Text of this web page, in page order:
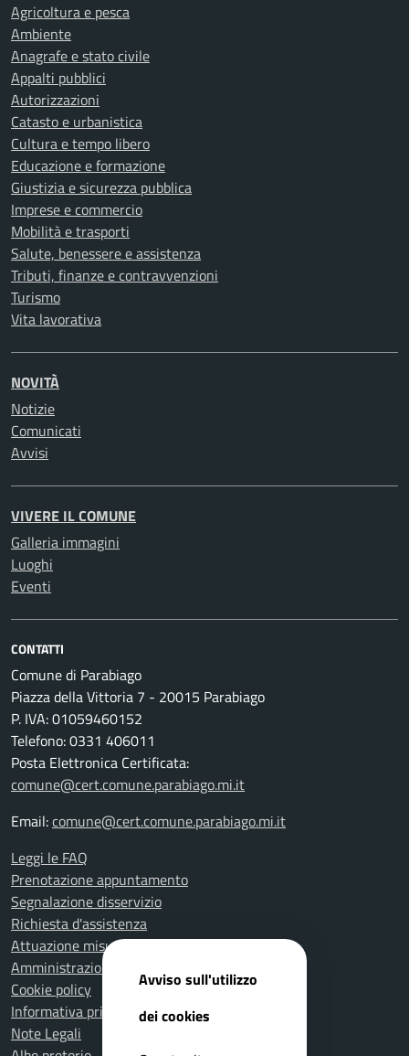
Agricoltura e pesca
Ambiente
Anagrafe e stato civile
Appalti pubblici
Autorizzazioni
Catasto e urbanistica
Cultura e tempo libero
Educazione e formazione
Giustizia e sicurezza pubblica
Imprese e commercio
Mobilità e trasporti
Salute, benessere e assistenza
Tributi, finanze e contravvenzioni
Turismo
Vita lavorativa
NOVITÀ
Notizie
Comunicati
Avvisi
VIVERE IL COMUNE
Galleria immagini
Luoghi
Eventi
CONTATTI
Comune di Parabiago
Piazza della Vittoria 7 - 20015 Parabiago
P. IVA: 01059460152
Telefono: 0331 406011
Posta Elettronica Certificata:
comune@cert.comune.parabiago.mi.it
Email:comune@cert.comune.parabiago.mi.it
Leggi le FAQ
Prenotazione appuntamento
Segnalazione disservizio
Richiesta d'assistenza
Attuazione misure PNRR
Amministrazione trasparente
Cookie policy
Informativa privacy
Note Legali
Avviso sull'utilizzo
dei cookies